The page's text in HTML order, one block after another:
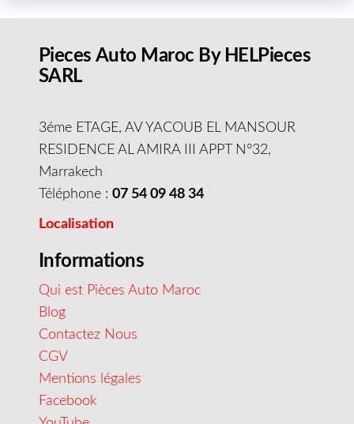
Pieces Auto Maroc By HELPieces
SARL
3éme ETAGE, AV YACOUB EL MANSOUR
RESIDENCE AL AMIRA III APPT N°32,
Marrakech
Téléphone : 07 54 09 48 34
Localisation
Informations
Qui est Pièces Auto Maroc
Blog
Contactez Nous
CGV
Mentions légales
Facebook